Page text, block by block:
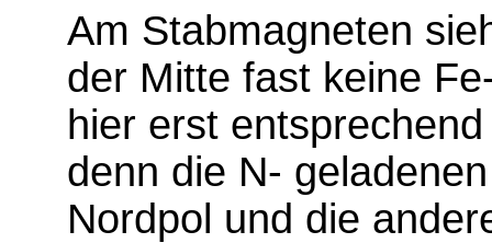
Am Stabmagneten
der Mitte fast keine
hier erst
denn die N-
Nordpol und die